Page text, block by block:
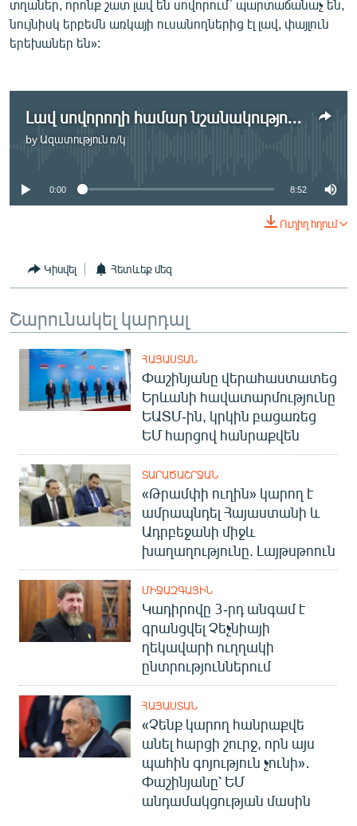
տղաներ, որոնք շատ լավ են սովորում` պարտաճանաչ են,
նույնիսկ երբեմն առկայի ուսանողներից էլ լավ, փայլուն
երեխաներ են»:
Լավ սովորողի համար նշանակություն չունի` հեռակա թե առկա
by Ազատություն ռ/կ
No media source currently available
0:00 8:52
Ուղիղ հղում
Կիսվել Հետևեք մեզ
Շարունակել կարդալ
ՀԱՅԱՍՏԱՆ
Փաշինյանը վերահաստատեց
Երևանի հավատարմությունը
ԵԱՏՄ-ին, կրկին բացառեց
ԵՄ հարցով հանրաքվեն
ՏԱՐԱԾԱՇՐՋԱՆ
«Թրամփի ուղին» կարող է
ամրապնդել Հայաստանի և
Ադրբեջանի միջև
խաղաղությունը. Լայթսթոուն
ՄԻՋԱԶԳԱՅԻՆ
Կադիրովը 3-րդ անգամ է
գրանցվել Չեչնիայի
ղեկավարի ուղղակի
ընտրություններում
ՀԱՅԱՍՏԱՆ
«Չենք կարող հանրաքվե
անել հարցի շուրջ, որն այս
պահին գոյություն չունի»․
Փաշինյանը՝ ԵՄ
անդամակցության մասին